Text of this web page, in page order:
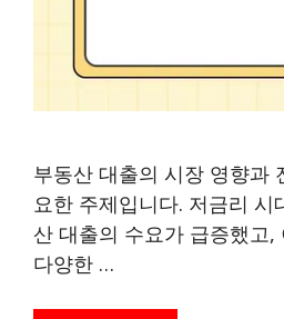
부동산 대출의 시장 영향과
요한 주제입니다. 저금리 시
산 대출의 수요가 급증했고,
다양한 …